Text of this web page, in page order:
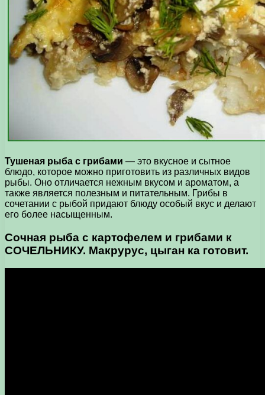
Тушеная рыба с грибами — это вкусное и сытное
блюдо, которое можно приготовить из различных видов
рыбы. Оно отличается нежным вкусом и ароматом, а
также является полезным и питательным. Грибы в
сочетании с рыбой придают блюду особый вкус и делают
его более насыщенным.
Сочная рыба с картофелем и грибами к
СОЧЕЛЬНИКУ. Макрурус, цыган ка готовит.